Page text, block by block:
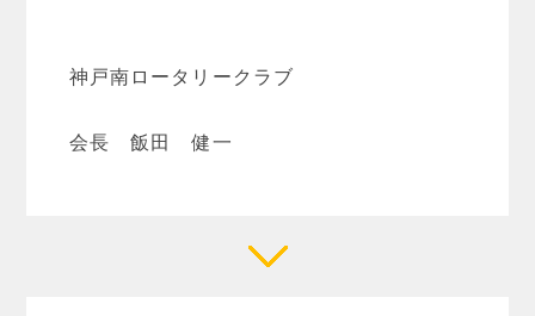
神戸南ロータリークラブ
会長 飯田 健一